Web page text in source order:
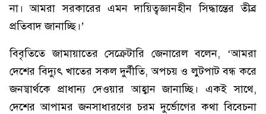
না। আমরা সরকারের এমন দায়িত্বজ্ঞানহীন সিদ্ধান্তের তীব্র
প্রতিবাদ জানাচ্ছি।’
বিবৃতিতে জামায়াতের সেক্রেটারি জেনারেল বলেন, ‘আমরা
দেশের বিদ্যুৎ খাতের সকল দুর্নীতি, অপচয় ও লুটপাট বন্ধ করে
জনস্বার্থকে প্রাধান্য দেওয়ার আহ্বান জানাচ্ছি। একই সাথে,
দেশের আপামর জনসাধারণের চরম দুর্ভোগের কথা বিবেচনা